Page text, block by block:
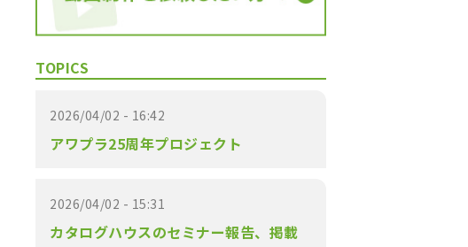
TOPICS
2026/04/02 - 16:42
アワプラ25周年プロジェクト
2026/04/02 - 15:31
カタログハウスのセミナー報告、掲載